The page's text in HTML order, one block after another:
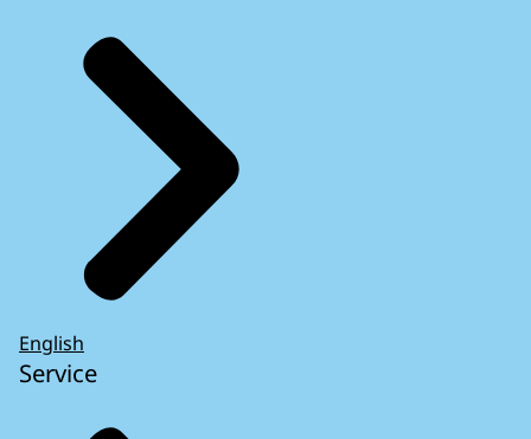
English
Service